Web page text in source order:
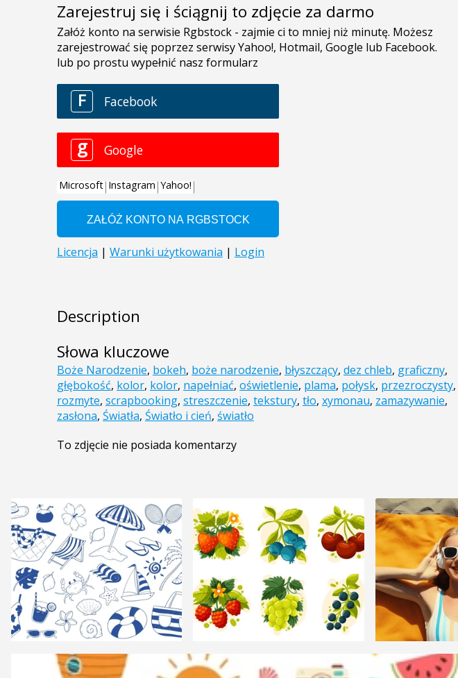
Zarejestruj się i ściągnij to zdjęcie za darmo
Description
Słowa kluczowe
Boże Narodzenie, bokeh, boże narodzenie, błyszczący, dez chleb, graficzny,
głębokość, kolor, kolor, napełniać, oświetlenie, plama, połysk, przezroczysty,
rozmyte, scrapbooking, streszczenie, tekstury, tło, xymonau, zamazywanie,
zasłona, Światła, Światło i cień, światło
To zdjęcie nie posiada komentarzy